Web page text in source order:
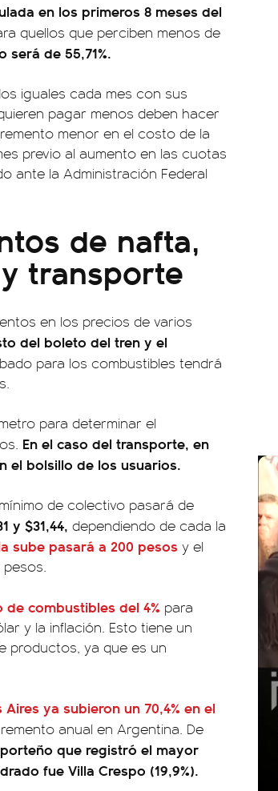
en los primeros 8 meses del
quellos que perciben menos de
de 55,71%.
iguales cada mes con sus
pagar menos deben hacer
menor en el costo de la
previo al aumento en las cuotas
ante la Administración Federal
de nafta,
transporte
en los precios de varios
del boleto del tren y el
para los combustibles tendrá
para determinar el
En el caso del transporte, en
el bolsillo de los usuarios.
de colectivo pasará de
y $31,44, dependiendo de cada la
sube pasará a 200 pesos y el
combustibles del 4% para
y la inflación. Esto tiene un
productos, ya que es un
ya subieron un 70,4% en el
anual en Argentina. De
que registró el mayor
fue Villa Crespo (19,9%).